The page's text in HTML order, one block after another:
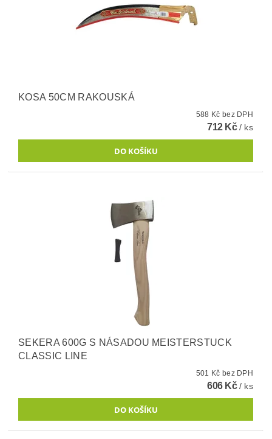
KOSA 50CM RAKOUSKÁ
588 Kč bez DPH
712 Kč/ ks
SEKERA 600G S NÁSADOU MEISTERSTUCK
CLASSIC LINE
501 Kč bez DPH
606 Kč/ ks